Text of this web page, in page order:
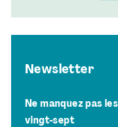
Newsletter
Ne manquez pas
vingt-sept